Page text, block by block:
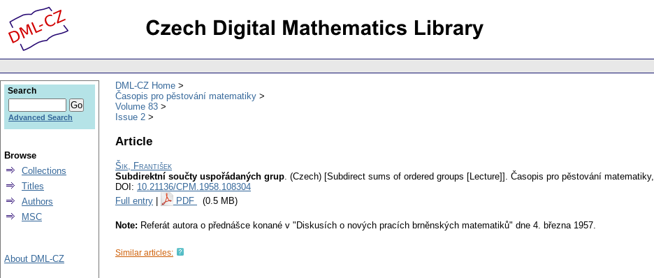
DML-CZ Home
Časopis pro pěstování matematiky
Volume 83
Issue 2
Article
Šik, František
Subdirektní součty uspořádaných grup. (Czech) [Subdirect sums of ordered groups [Lecture]]. Časopis pro pěstování matematiky,
DOI: 10.21136/CPM.1958.108304
Full entry
PDF (0.5 MB)
Note: Referát autora o přednášce konané v "Diskusích o nových pracích brněnských matematiků" dne 4. března 1957.
Similar articles:
Search
Advanced Search
Browse
Collections
Titles
Authors
MSC
About DML-CZ